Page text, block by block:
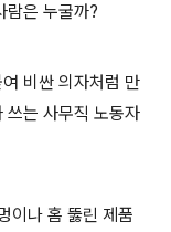
람은 누굴까?
비싼 의자처럼 만
쓰는 사무직 노동자
이나 홈 뚫린 제품